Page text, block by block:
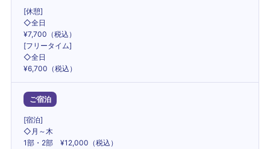
[休憩]
◇全日
¥7,700（税込）
[フリータイム]
◇全日
¥6,700（税込）
ご宿泊
[宿泊]
◇月～木
1部・2部 ¥12,000（税込）